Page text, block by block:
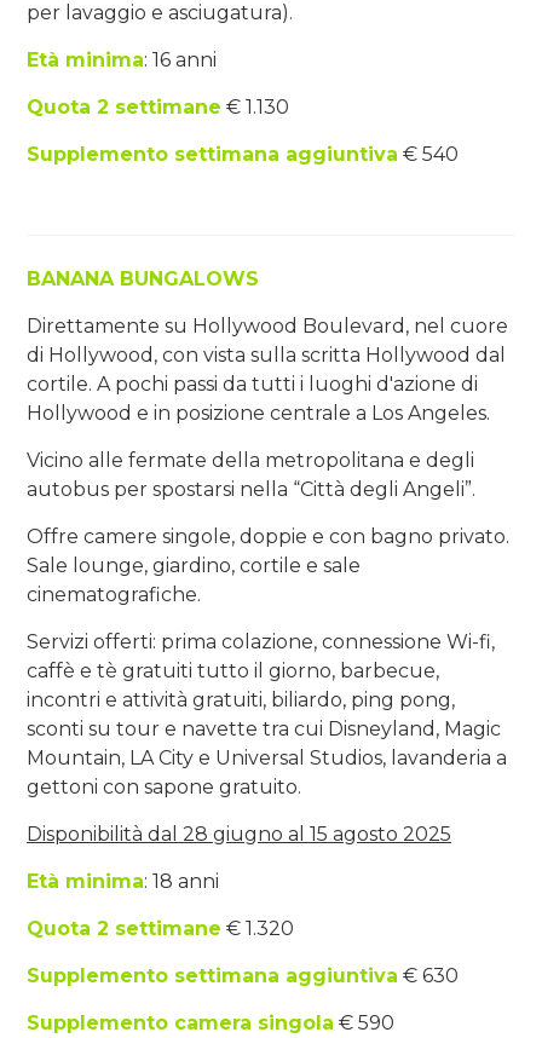
per lavaggio e asciugatura).
Età minima: 16 anni
Quota 2 settimane € 1.130
Supplemento settimana aggiuntiva € 540
BANANA BUNGALOWS
Direttamente su Hollywood Boulevard, nel cuore
di Hollywood, con vista sulla scritta Hollywood dal
cortile. A pochi passi da tutti i luoghi d'azione di
Hollywood e in posizione centrale a Los Angeles.
Vicino alle fermate della metropolitana e degli
autobus per spostarsi nella “Città degli Angeli”.
Offre camere singole, doppie e con bagno privato.
Sale lounge, giardino, cortile e sale
cinematografiche.
Servizi offerti: prima colazione, connessione Wi-fi,
caffè e tè gratuiti tutto il giorno, barbecue,
incontri e attività gratuiti, biliardo, ping pong,
sconti su tour e navette tra cui Disneyland, Magic
Mountain, LA City e Universal Studios, lavanderia a
gettoni con sapone gratuito.
Disponibilità dal 28 giugno al 15 agosto 2025
Età minima: 18 anni
Quota 2 settimane € 1.320
Supplemento settimana aggiuntiva € 630
Supplemento camera singola € 590